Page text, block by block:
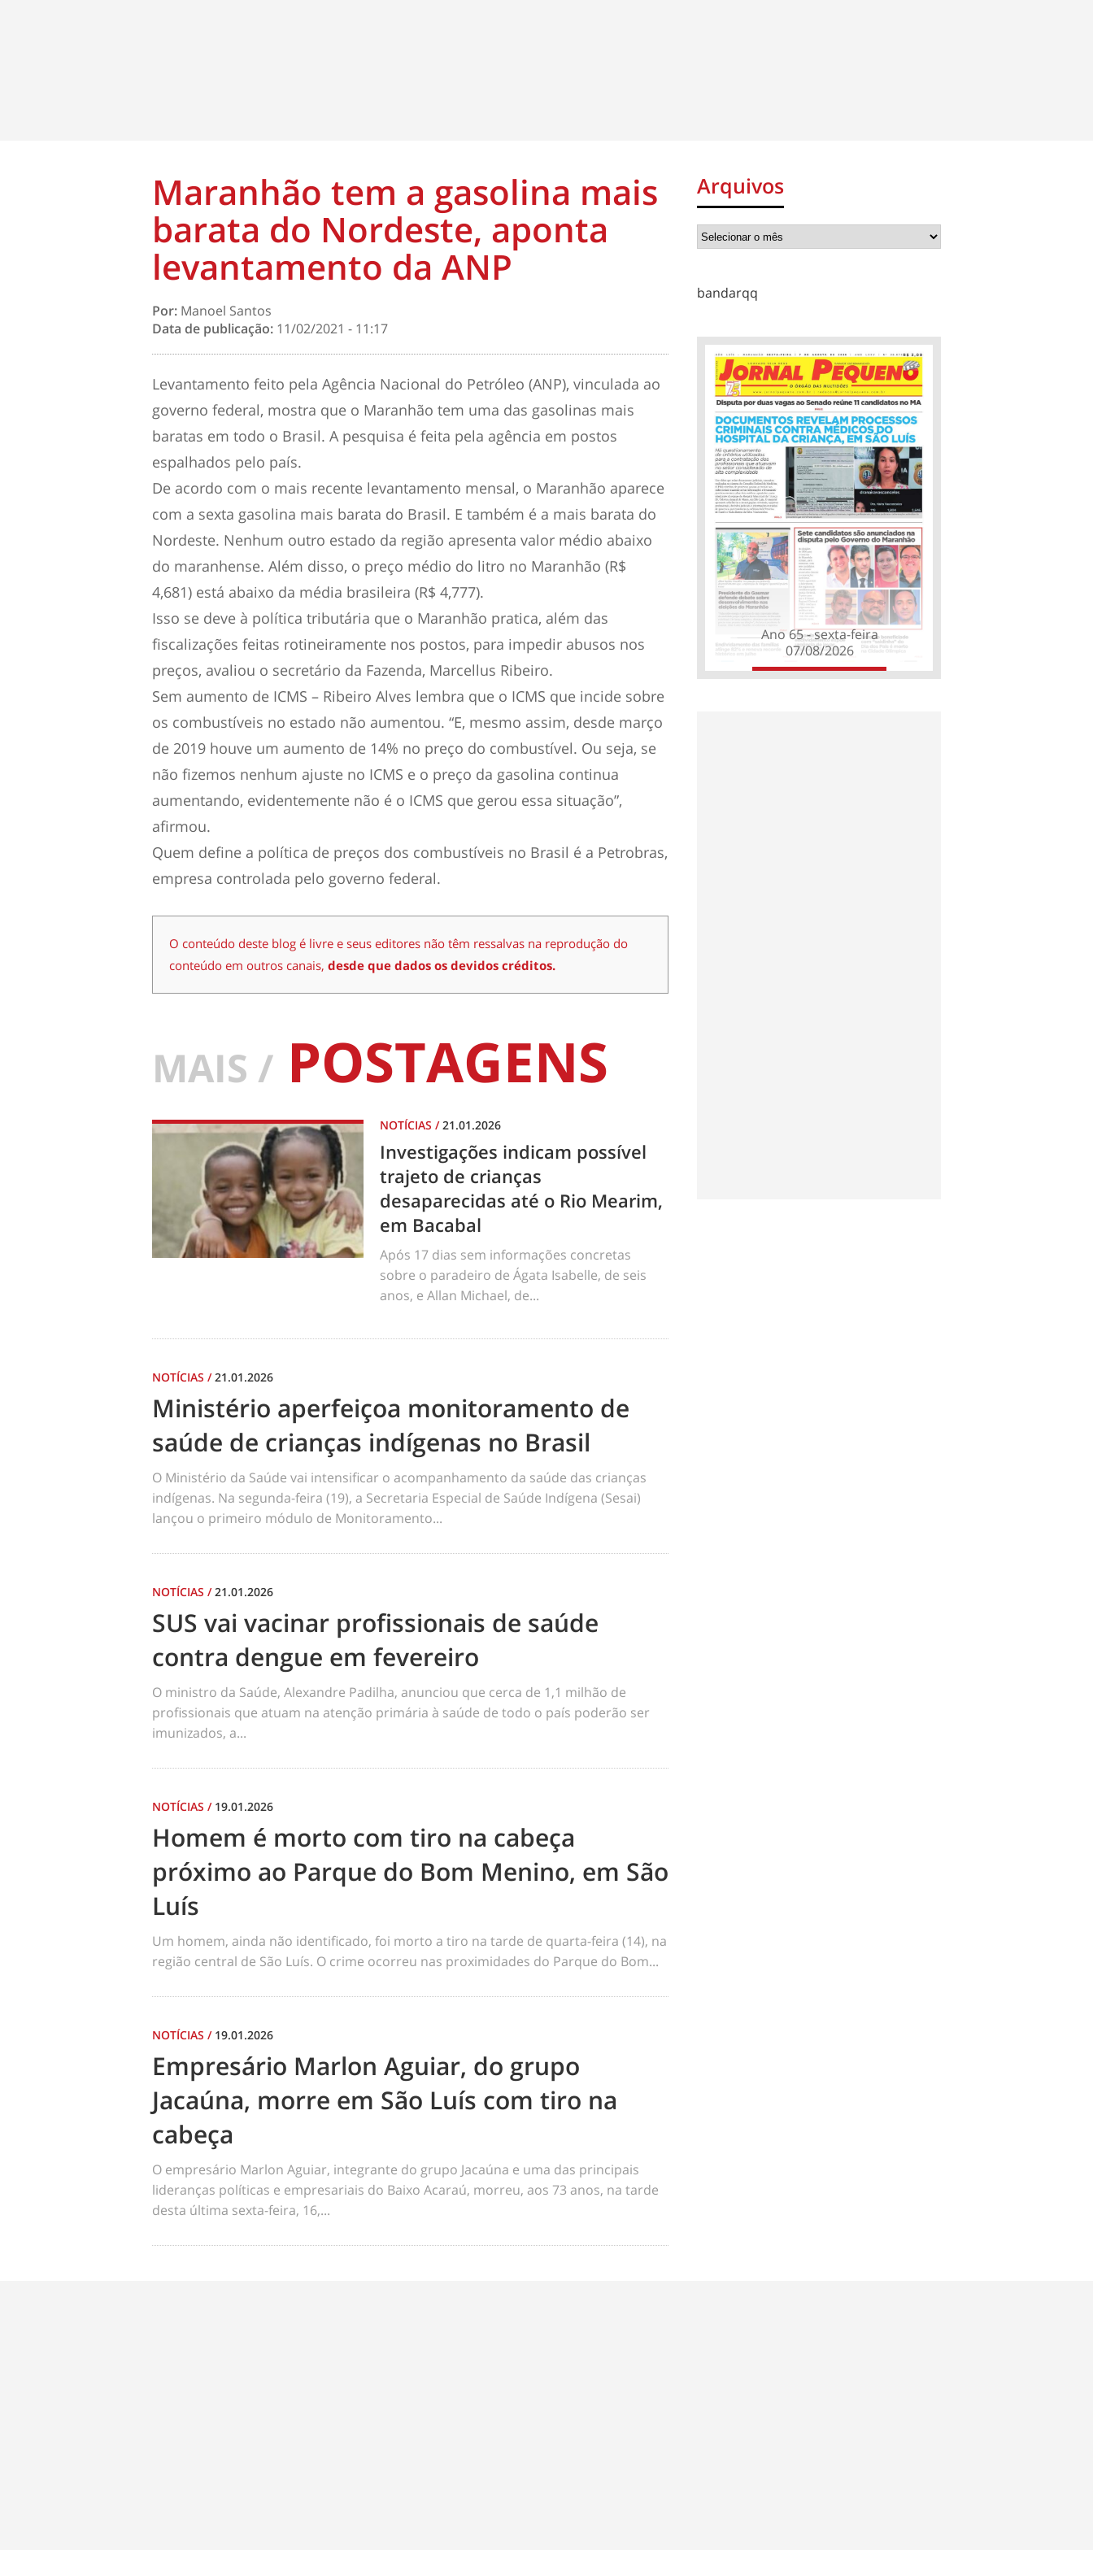
Maranhão tem a gasolina mais
barata do Nordeste, aponta
levantamento da ANP
Por: Manoel Santos
Data de publicação: 11/02/2021 - 11:17
Levantamento feito pela Agência Nacional do Petróleo (ANP), vinculada ao
governo federal, mostra que o Maranhão tem uma das gasolinas mais
baratas em todo o Brasil. A pesquisa é feita pela agência em postos
espalhados pelo país.
De acordo com o mais recente levantamento mensal, o Maranhão aparece
com a sexta gasolina mais barata do Brasil. E também é a mais barata do
Nordeste. Nenhum outro estado da região apresenta valor médio abaixo
do maranhense. Além disso, o preço médio do litro no Maranhão (R$
4,681) está abaixo da média brasileira (R$ 4,777).
Isso se deve à política tributária que o Maranhão pratica, além das
fiscalizações feitas rotineiramente nos postos, para impedir abusos nos
preços, avaliou o secretário da Fazenda, Marcellus Ribeiro.
Sem aumento de ICMS – Ribeiro Alves lembra que o ICMS que incide sobre
os combustíveis no estado não aumentou. “E, mesmo assim, desde março
de 2019 houve um aumento de 14% no preço do combustível. Ou seja, se
não fizemos nenhum ajuste no ICMS e o preço da gasolina continua
aumentando, evidentemente não é o ICMS que gerou essa situação”,
afirmou.
Quem define a política de preços dos combustíveis no Brasil é a Petrobras,
empresa controlada pelo governo federal.
O conteúdo deste blog é livre e seus editores não têm ressalvas na reprodução do
conteúdo em outros canais, desde que dados os devidos créditos.
MAIS / POSTAGENS
NOTÍCIAS /21.01.2026
Investigações indicam possível
trajeto de crianças
desaparecidas até o Rio Mearim,
em Bacabal
Após 17 dias sem informações concretas
sobre o paradeiro de Ágata Isabelle, de seis
anos, e Allan Michael, de...
NOTÍCIAS /21.01.2026
Ministério aperfeiçoa monitoramento de
saúde de crianças indígenas no Brasil
O Ministério da Saúde vai intensificar o acompanhamento da saúde das crianças
indígenas. Na segunda-feira (19), a Secretaria Especial de Saúde Indígena (Sesai)
lançou o primeiro módulo de Monitoramento...
NOTÍCIAS /21.01.2026
SUS vai vacinar profissionais de saúde
contra dengue em fevereiro
O ministro da Saúde, Alexandre Padilha, anunciou que cerca de 1,1 milhão de
profissionais que atuam na atenção primária à saúde de todo o país poderão ser
imunizados, a...
NOTÍCIAS / 19.01.2026
Homem é morto com tiro na cabeça
próximo ao Parque do Bom Menino, em São
Luís
Um homem, ainda não identificado, foi morto a tiro na tarde de quarta-feira (14), na
região central de São Luís. O crime ocorreu nas proximidades do Parque do Bom...
NOTÍCIAS / 19.01.2026
Empresário Marlon Aguiar, do grupo
Jacaúna, morre em São Luís com tiro na
cabeça
O empresário Marlon Aguiar, integrante do grupo Jacaúna e uma das principais
lideranças políticas e empresariais do Baixo Acaraú, morreu, aos 73 anos, na tarde
desta última sexta-feira, 16,...
Arquivos
bandarqq
Ano 65 - sexta-feira
07/08/2026